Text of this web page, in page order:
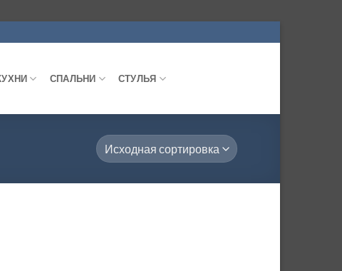
СПАЛЬНИ СТУЛЬЯ